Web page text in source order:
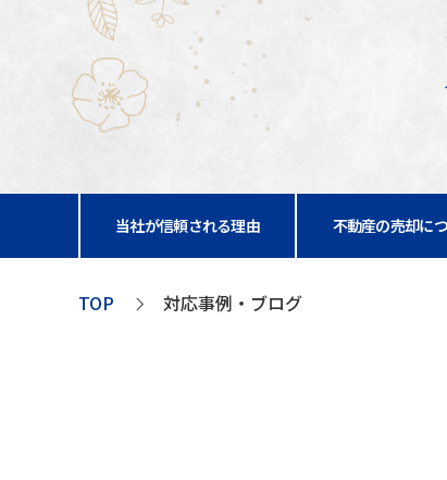
当社が信頼される理由 不動産の売却に
TOP 対応事例・ブログ